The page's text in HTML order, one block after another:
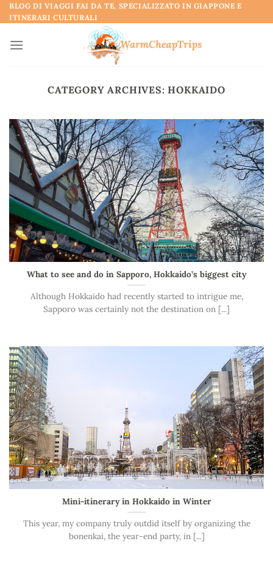
Skip
to
BLOG DI VIAGGI FAI DA TE, SPECIALIZZATO IN GIAPPONE E
ITINERARI CULTURALI
CATEGORY ARCHIVES:HOKKAIDO
What to see and do in Sapporo, Hokkaido’s biggest city
Although Hokkaido had recently started to intrigue me,
Sapporo was certainly not the destination on [...]
Mini-itinerary in Hokkaido in Winter
This year, my company truly outdid itself by organizing the
bonenkai, the year-end party, in [...]